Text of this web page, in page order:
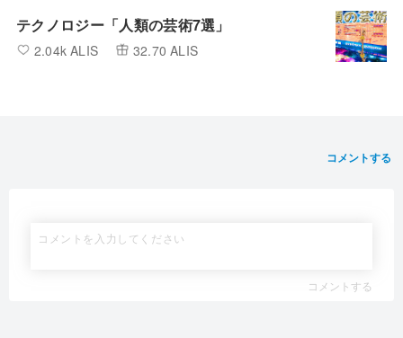
テクノロジー「人類の芸術7選」
2.04k ALIS 32.70 ALIS
コメントする
コメントする